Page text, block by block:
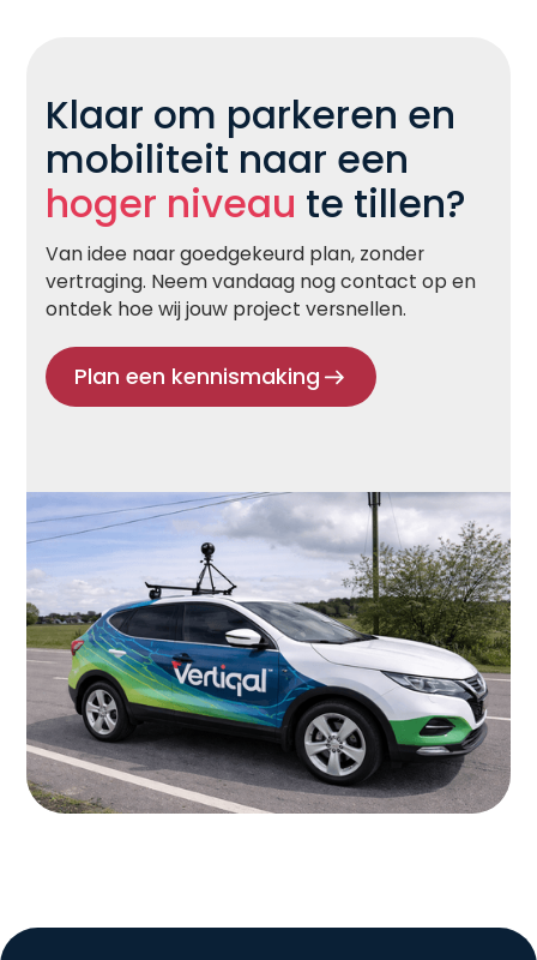
Klaar om parkeren en
mobiliteit naar een
hoger niveau te tillen?
Van idee naar goedgekeurd plan, zonder
vertraging. Neem vandaag nog contact op en
ontdek hoe wij jouw project versnellen.
Plan een kennismaking